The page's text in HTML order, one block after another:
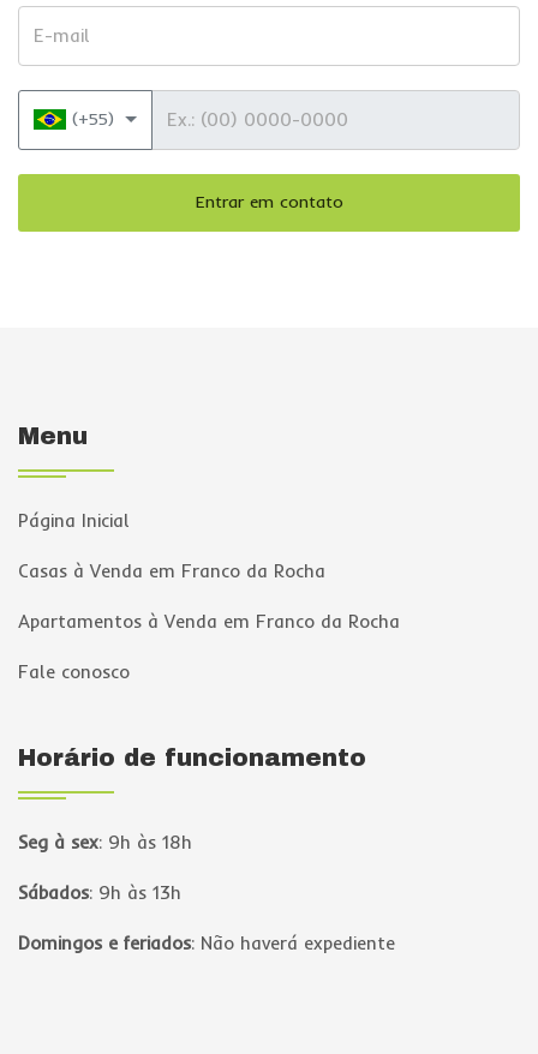
(+55)
Entrar em contato
Menu
Página Inicial
Casas à Venda em Franco da Rocha
Apartamentos à Venda em Franco da Rocha
Fale conosco
Horário de funcionamento
Seg à sex: 9h às 18h
Sábados: 9h às 13h
Domingos e feriados: Não haverá expediente